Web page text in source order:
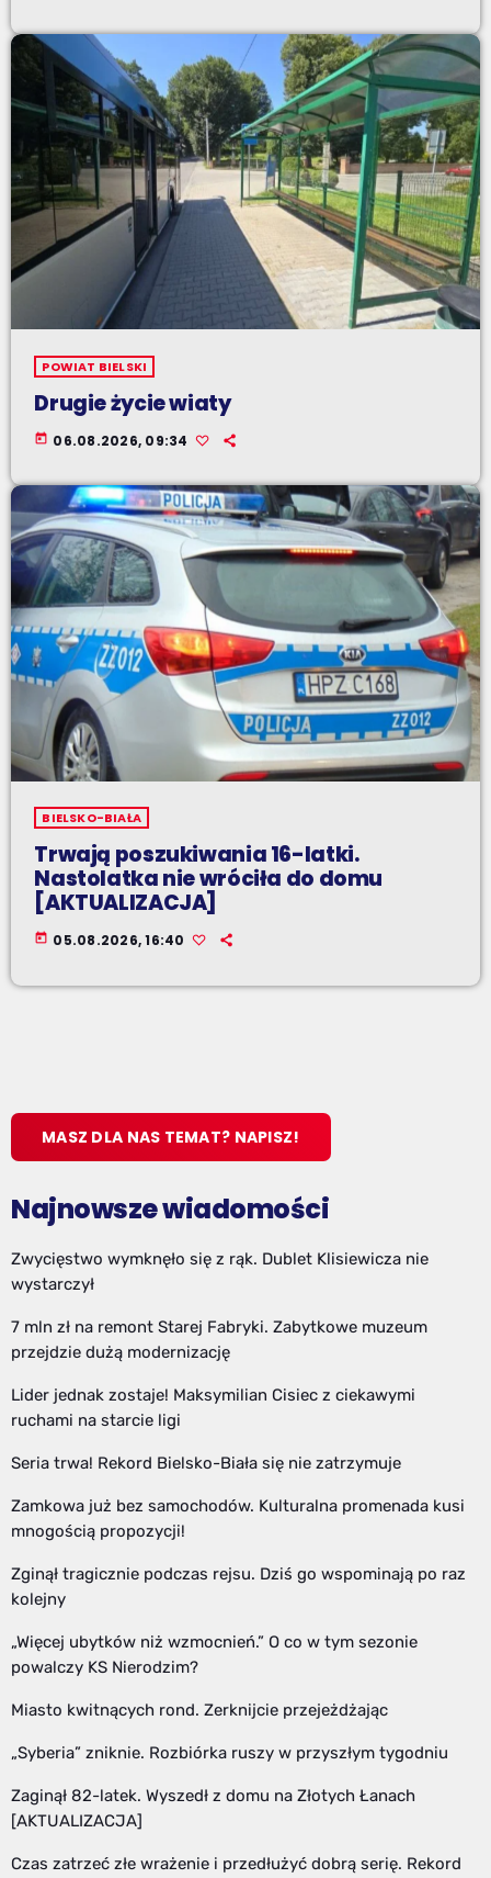
POWIAT BIELSKI
Drugie życie wiaty
today 06.08.2026, 09:34
BIELSKO-BIAŁA
Trwają poszukiwania 16-latki.
Nastolatka nie wróciła do domu
[AKTUALIZACJA]
today 05.08.2026, 16:40
MASZ DLA NAS TEMAT? NAPISZ!
Najnowsze wiadomości
Zwycięstwo wymknęło się z rąk. Dublet Klisiewicza nie
wystarczył
7 mln zł na remont Starej Fabryki. Zabytkowe muzeum
przejdzie dużą modernizację
Lider jednak zostaje! Maksymilian Cisiec z ciekawymi
ruchami na starcie ligi
Seria trwa! Rekord Bielsko-Biała się nie zatrzymuje
Zamkowa już bez samochodów. Kulturalna promenada kusi
mnogością propozycji!
Zginął tragicznie podczas rejsu. Dziś go wspominają po raz
kolejny
„Więcej ubytków niż wzmocnień.” O co w tym sezonie
powalczy KS Nierodzim?
Miasto kwitnących rond. Zerknijcie przejeżdżając
„Syberia” zniknie. Rozbiórka ruszy w przyszłym tygodniu
Zaginął 82-latek. Wyszedł z domu na Złotych Łanach
[AKTUALIZACJA]
Czas zatrzeć złe wrażenie i przedłużyć dobrą serię. Rekord